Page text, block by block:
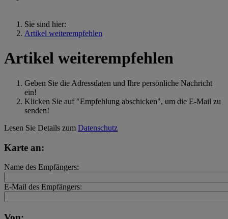
Sie sind hier:
Artikel weiterempfehlen
Artikel weiterempfehlen
Geben Sie die Adressdaten und Ihre persönliche Nachricht
ein!
Klicken Sie auf "Empfehlung abschicken", um die E-Mail zu
senden!
Lesen Sie Details zum Datenschutz
Karte an:
Name des Empfängers:
E-Mail des Empfängers: